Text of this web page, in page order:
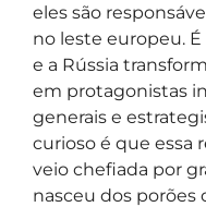
eles são
no leste europeu.
e a Rússia
em protagonistas
generais e
curioso é que essa
veio chefiada por
nasceu dos porões